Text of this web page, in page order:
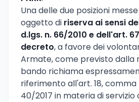
Una delle due posizioni
oggetto di riserva ai sensi
d.lgs. n. 66/2010 e dell'art.
decreto, a favore dei
Armate, come previsto dalla
bando richiama
riferimento all'art. 18, comma
40/2017 in materia di servizio